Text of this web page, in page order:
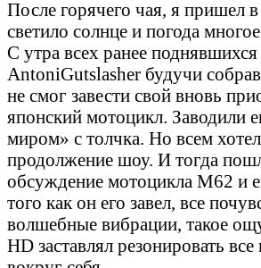
После горячего чая, я пришел
светило солнце и погода
С утра всех ранее поднявшихся
AntoniGutslasher будучи
не смог завести свой вновь
японский мотоцикл. Заводили
миром» с толчка. Но всем
продолжение шоу. И тогда
обсуждение мотоцикла М62 и
того как он его завел, все
волшебные вибрации, такое
HD заставлял резонировать